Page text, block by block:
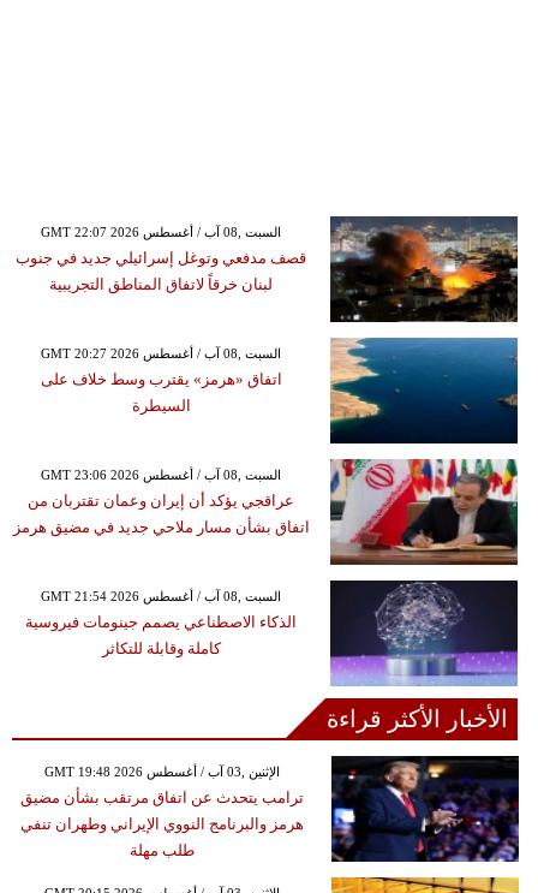
GMT 22:07 2026 السبت ,08 آب / أغسطس
قصف مدفعي وتوغل إسرائيلي جديد في جنوب
لبنان خرقاً لاتفاق المناطق التجريبية
GMT 20:27 2026 السبت ,08 آب / أغسطس
اتفاق «هرمز» يقترب وسط خلاف على
السيطرة
GMT 23:06 2026 السبت ,08 آب / أغسطس
عراقجي يؤكد أن إيران وعمان تقتربان من
اتفاق بشأن مسار ملاحي جديد في مضيق هرمز
GMT 21:54 2026 السبت ,08 آب / أغسطس
الذكاء الاصطناعي يصمم جينومات فيروسية
كاملة وقابلة للتكاثر
الأخبار الأكثر قراءة
GMT 19:48 2026 الإثنين ,03 آب / أغسطس
ترامب يتحدث عن اتفاق مرتقب بشأن مضيق
هرمز والبرنامج النووي الإيراني وطهران تنفي
طلب مهلة